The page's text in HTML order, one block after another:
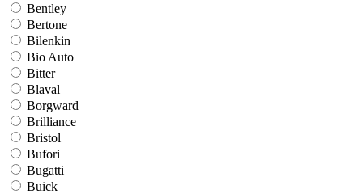
Bentley
Bertone
Bilenkin
Bio Auto
Bitter
Blaval
Borgward
Brilliance
Bristol
Bufori
Bugatti
Buick